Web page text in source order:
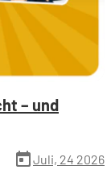
– und
todayJuli, 24 2026